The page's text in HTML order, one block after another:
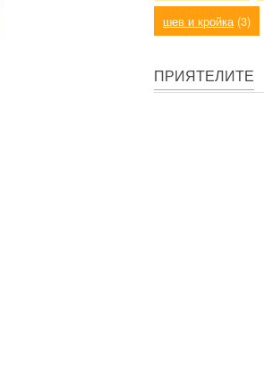
шев и кройка (3)
ПРИЯТЕЛИТЕ